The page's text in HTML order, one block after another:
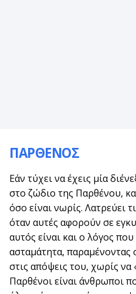
ΠΑΡΘΕΝΟΣ
Εάν τύχει να έχεις μία
στο ζώδιο της Παρθένου,
όσο είναι νωρίς. Λατρεύει
όταν αυτές αφορούν σε
αυτός είναι και ο λόγος
ασταμάτητα, παραμένοντας
στις απόψεις του, χωρίς να
Παρθένοι είναι άνθρωποι